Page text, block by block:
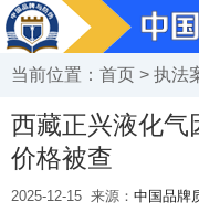
当前位置： 首页 > 执法
西藏正兴液化气
价格被查
2025-12-15 来源： 中国品牌